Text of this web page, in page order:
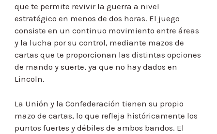
que te permite revivir la guerra a nivel
estratégico en menos de dos horas. El juego
consiste en un continuo movimiento entre áreas
y la lucha por su control, mediante mazos de
cartas que te proporcionan las distintas opciones
de mando y suerte, ya que no hay dados en
Lincoln.
La Unión y la Confederación tienen su propio
mazo de cartas, lo que refleja históricamente los
puntos fuertes y débiles de ambos bandos. El